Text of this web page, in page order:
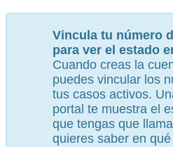
Vincula tu número
para ver el estado
Cuando creas la
puedes vincular los
tus casos activos.
portal te muestra el
que tengas que
quieres saber en